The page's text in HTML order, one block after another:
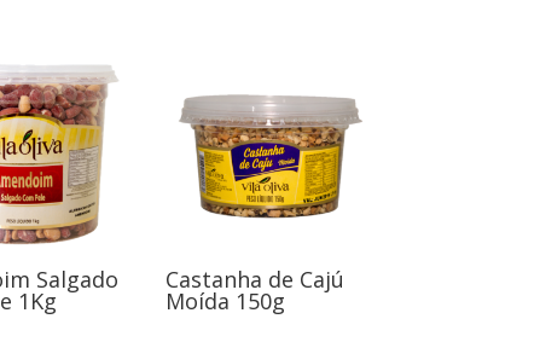
Salgado
1Kg
Castanha de Cajú
Moída 150g